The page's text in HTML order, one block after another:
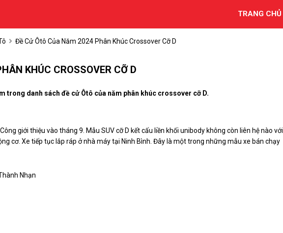
TRANG CHỦ
Đề Cử Ôtô Của Năm 2024 Phân Khúc Crossover Cỡ D
KHÚC CROSSOVER CỠ D
trong danh sách đề cử Ôtô của năm phân khúc crossover cỡ D.
giới thiệu vào tháng 9. Mẫu SUV cỡ D kết cấu liền khối unibody không còn liên hệ nào với
cơ. Xe tiếp tục lắp ráp ở nhà máy tại Ninh Bình. Đây là một trong những mẫu xe bán chạy